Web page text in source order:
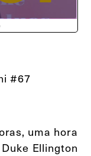
#67
uma hora
Ellington